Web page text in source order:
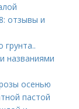
отзывы и
названиями
осенью
пастой